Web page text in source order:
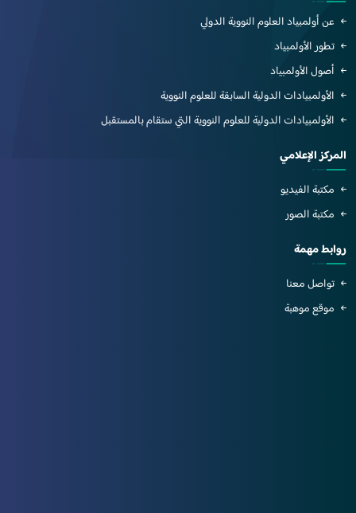
عن أولمبياد العلوم النووية الدولي
تطور الأولمبياد
أصول الأولمبياد
الأولمبيادات الدولية السابقة للعلوم النووية
الأولمبيادات الدولية للعلوم النووية التي ستقام بالمستقبل
المركز الإعلامي
مكتبة الفيديو
مكتبة الصور
روابط مهمة
تواصل معنا
موقع موهبة